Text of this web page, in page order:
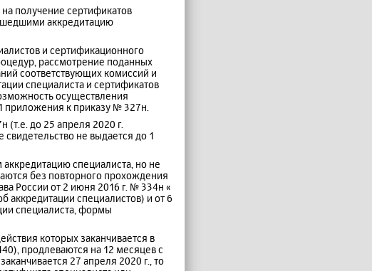
получение сертификатов
аккредитацию
и сертификационного
рассмотрение поданных
соответствующих комиссий и
специалиста и сертификатов
осуществления
приложения к приказу № 327н.
до 25 апреля 2020 г.
не выдается до 1
специалиста, но не
без повторного прохождения
России от 2 июня 2016 г. № 334н «
специалистов) и от 6
специалиста, формы
которых заканчивается в
продлеваются на 12 месяцев с
27 апреля 2020 г., то